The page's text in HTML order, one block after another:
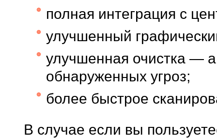
полная интеграция с
улучшенный
улучшенная очистка —
обнаруженных угроз;
более быстрое
В случае если вы